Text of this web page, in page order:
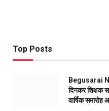
Top Posts
Begusarai
दिनकर शिक्षक
वार्षिक समारोह